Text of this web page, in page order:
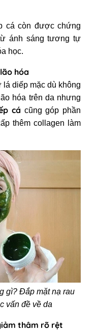
cá còn được chứng
ánh sáng tương tự
học.
hóa
diếp mặc dù không
hóa trên da nhưng
cá cũng góp phần
thêm collagen làm
gì? Đắp mặt nạ rau
vấn đề về da
thâm rõ rệt